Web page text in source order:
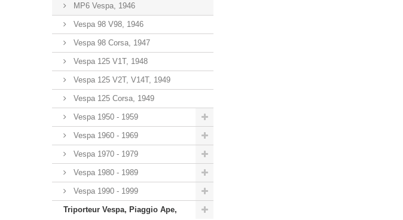
MP6 Vespa, 1946
Vespa 98 V98, 1946
Vespa 98 Corsa, 1947
Vespa 125 V1T, 1948
Vespa 125 V2T, V14T, 1949
Vespa 125 Corsa, 1949
Vespa 1950 - 1959
Vespa 1960 - 1969
Vespa 1970 - 1979
Vespa 1980 - 1989
Vespa 1990 - 1999
Triporteur Vespa, Piaggio Ape,